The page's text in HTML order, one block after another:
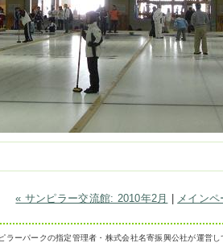
« サンピラー交流館: 2010年2月 メインペ
ラーパークの指定管理者・株式会社名寄振興公社が運営